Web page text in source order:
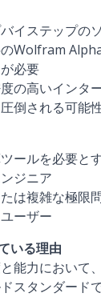
イステップの
のWolfram
必要
の高いインタ
倒される可能
ールを必要と
ジニア
は複雑な極限
ーザー
いる理由
能力において
スタンダードで